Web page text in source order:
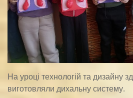
На уроці технологій та дизайну
виготовляли дихальну систему.